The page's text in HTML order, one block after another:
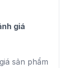
giá
sản phẩm